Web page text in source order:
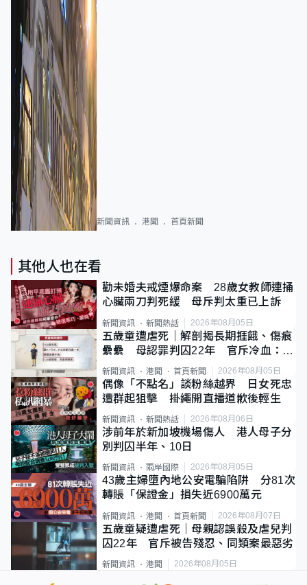
新聞資訊 港聞 首頁新聞
其他人也在看
勸未婚夫戒煙爆命案 28歲女教師連捅
心臟兩刀判死緩 母斥判太重已上訴
新聞資訊 新聞熱話 2026年08月05日
五歲童遭虐死｜解剖揭長期捱餓、傷痕
纍纍 母認罪判囚22年 官斥冷血：同
類案最惡劣
新聞資訊 港聞 首頁新聞 2026年08月05日
偶像「不點名」談粉絲越界 日女死忠
遭群起狙擊 掛繩開直播道歉後輕生
新聞資訊 新聞熱話 2026年08月06日
涉前年於新加坡機場傷人 港人母子分
別判囚半年、10日
新聞資訊 兩岸國際 2026年08月05日
43歲主婦墮內地公安電騙陷阱 分81次
轉賬「保證金」損失近6900萬元
新聞資訊 港聞 首頁新聞 2026年08月07日
五歲童疑遭虐死｜母親認誤殺及虐兒判
囚22年 官斥被告殘忍、同類案最惡劣
新聞資訊 港聞 2026年08月05日